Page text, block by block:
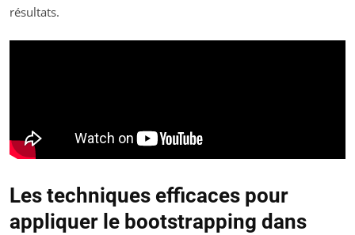
résultats.
Les techniques efficaces pour
appliquer le bootstrapping dans